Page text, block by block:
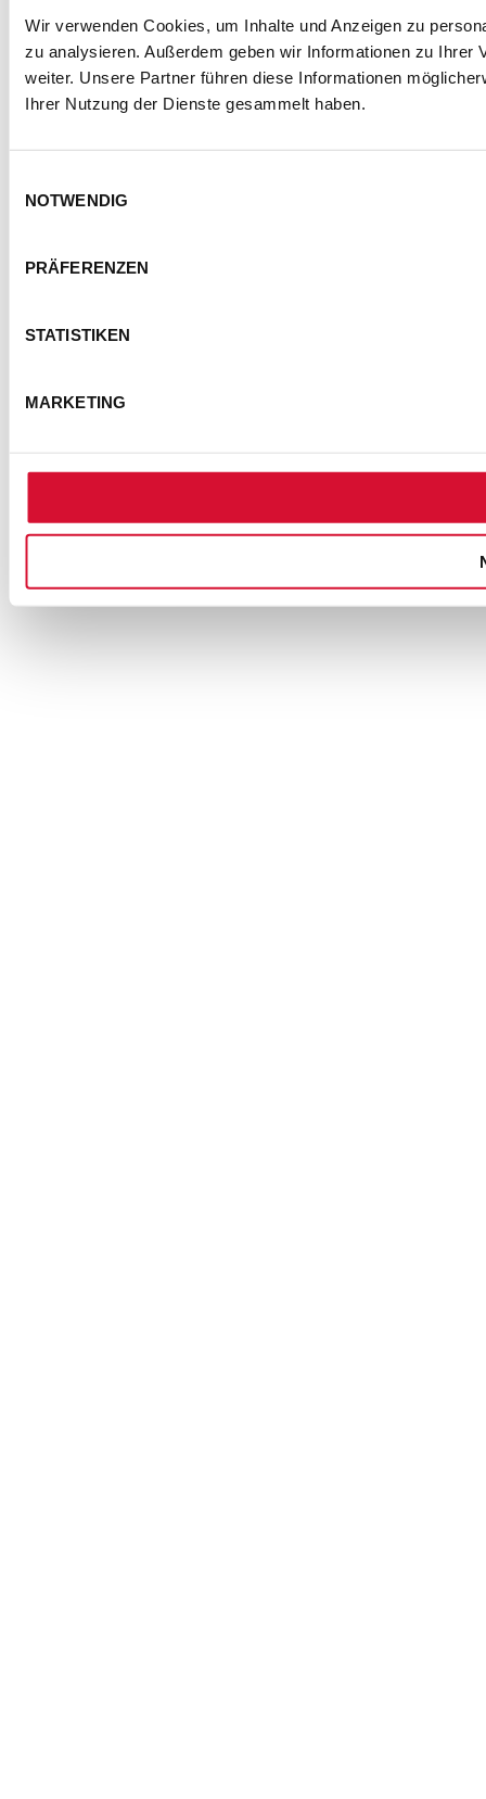
Wir verwenden Cookies, um Inhalte und Anzeigen zu
zu analysieren. Außerdem geben wir Informationen zu Ihrer
weiter. Unsere Partner führen diese Informationen
Ihrer Nutzung der Dienste gesammelt haben.
NOTWENDIG
PRÄFERENZEN
STATISTIKEN
MARKETING